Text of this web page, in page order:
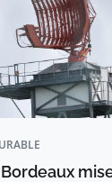
Bordeaux